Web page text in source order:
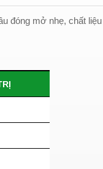
đóng mở nhẹ, chất